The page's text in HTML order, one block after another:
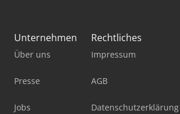
Unternehmen
Über uns
Presse
Jobs
Rechtliches
Impressum
AGB
Datenschutzerklärung